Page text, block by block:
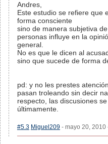
Andres,
Este estudio se refiere que
forma consciente
sino de manera subjetiva
personas influye en la
general.
No es que le dicen al
sino que sucede de forma
pd: y no les prestes
pasan troleando sin decir
respecto, las discusiones
últimamente.
#5.3 Miguel209 - mayo 20, 2010